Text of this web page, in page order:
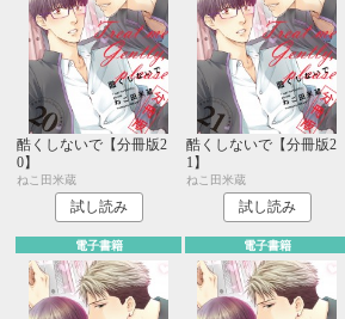
酷くしないで【分冊版2
0】
ねこ田米蔵
試し読み
酷くしないで【分冊版2
1】
ねこ田米蔵
試し読み
電子書籍 電子書籍